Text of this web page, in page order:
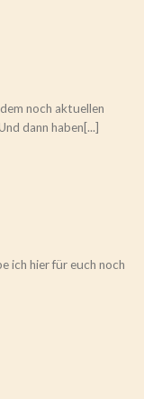
noch aktuellen
dann haben[...]
ich hier für euch noch